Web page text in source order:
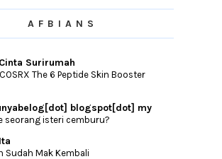
AFBIANS
Surirumah
The 6 Peptide Skin Booster
blogspot[dot] my
seorang isteri cemburu?
Sudah Mak Kembali